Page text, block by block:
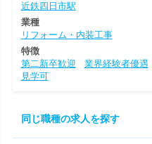
近鉄四日市駅
業種
リフォーム・内装工事
特徴
第二新卒歓迎
業界経験者優遇
見学可
同じ職種の求人を探す